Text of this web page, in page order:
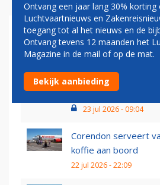
AIRLINES
Twee Boeing 737
maanden dienst naar
23 jul 2026 - 09:04
Corendon serveert
koffie aan boord
22 jul 2026 - 22:09
Ontvang een jaar lang 30% korting
Luchtvaartnieuws en
toegang tot al het nieuws en de
Ontvang tevens 12 maanden het
Magazine in de mail of op de mat.
Bekijk aanbieding